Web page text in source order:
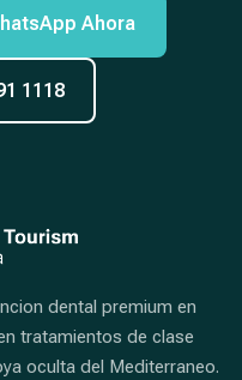
Ahora
1118
dental premium en
tratamientos de clase
oculta del Mediterraneo.